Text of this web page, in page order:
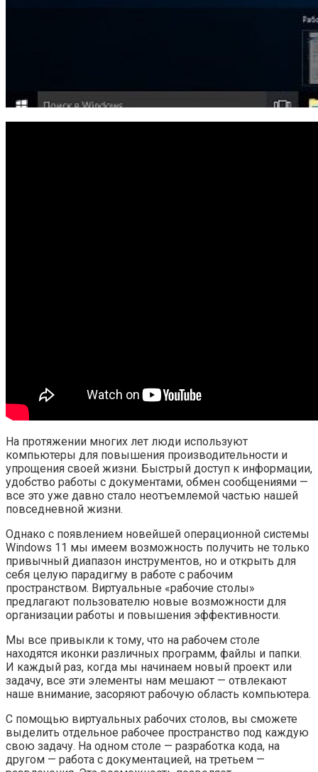
На протяжении многих лет люди используют
компьютеры для повышения производительности и
упрощения своей жизни. Быстрый доступ к информации,
удобство работы с документами, обмен сообщениями —
все это уже давно стало неотъемлемой частью нашей
повседневной жизни.
Однако с появлением новейшей операционной системы
Windows 11 мы имеем возможность получить не только
привычный диапазон инструментов, но и открыть для
себя целую парадигму в работе с рабочим
пространством. Виртуальные «рабочие столы»
предлагают пользователю новые возможности для
организации работы и повышения эффективности.
Мы все привыкли к тому, что на рабочем столе
находятся иконки различных программ, файлы и папки.
И каждый раз, когда мы начинаем новый проект или
задачу, все эти элементы нам мешают — отвлекают
наше внимание, засоряют рабочую область компьютера.
С помощью виртуальных рабочих столов, вы сможете
выделить отдельное рабочее пространство под каждую
свою задачу. На одном столе — разработка кода, на
другом — работа с документацией, на третьем —